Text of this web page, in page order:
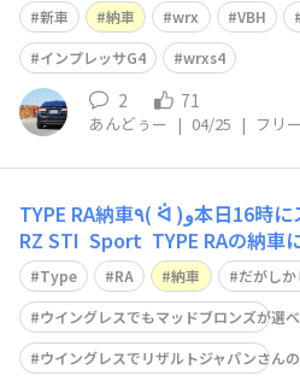
事にゴールインとなりました。
が、大きな事故なども無く、日
当に感謝の気持ちしかありませ
イブ会場に足を運べたこともい
新車 納車 wrx VBH
インプレッサG4
wrxs4
2 71
あんどぅー | 04/25 | フリ
TYPE RA納車٩( ᐛ )و本日16時にスバル倉敷中島店さんでB
RZ STI Sport TYPE RAの納車
証の説明等(車両説明は同じ
ませ1ヶ月点検の予約しアクセ
も無しですが無事(？)帰宅しま
Type RA 納車
だがし
ウイングレスでもマッドブロンズが選
ウイングレスでリザルトジャパンさん